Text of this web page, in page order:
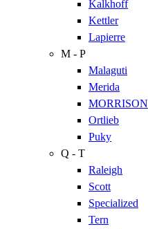
Kalkhoff
Kettler
Lapierre
M - P
Malaguti
Merida
MORRISON
Ortlieb
Puky
Q - T
Raleigh
Scott
Specialized
Tern